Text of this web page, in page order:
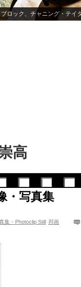
高
・写真集
集・Photoclip Still 邦画